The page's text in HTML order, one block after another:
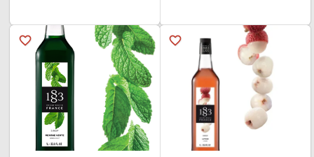
favorite_border
favorite_border